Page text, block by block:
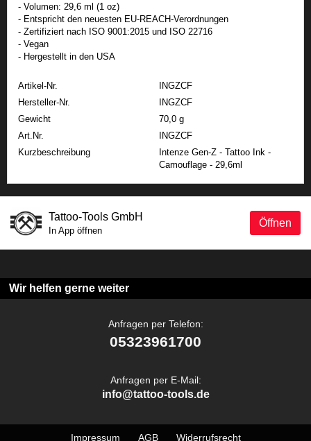
- Volumen: 29,6 ml (1 oz)
- Entspricht den neuesten EU-REACH-Verordnungen
- Zertifiziert nach ISO 9001:2015 und ISO 22716
- Vegan
- Hergestellt in den USA
Artikel-Nr.
INGZCF
Hersteller-Nr.
INGZCF
Gewicht
70,0 g
Art.Nr.
INGZCF
Kurzbeschreibung
Intenze Gen-Z - Tattoo Ink -
Camouflage - 29,6ml
Öffnen
Tattoo-Tools GmbH
In App öffnen
Wir helfen gerne weiter
Anfragen per Telefon:
05323961700
Anfragen per E-Mail:
info@tattoo-tools.de
Impressum AGB Widerrufsrecht